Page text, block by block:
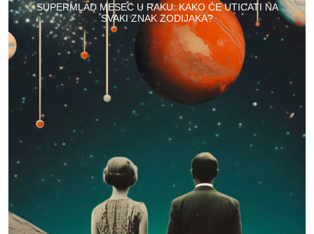
SUPERMLAD MESEC U RAKU: KAKO ĆE UTICATI NA
SVAKI ZNAK ZODIJAKA?